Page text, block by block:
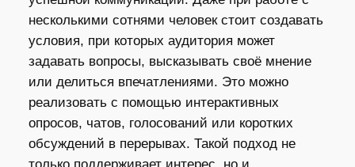
несколькими сотнями человек стоит создавать
условия, при которых аудитория может
задавать вопросы, высказывать своё мнение
или делиться впечатлениями. Это можно
реализовать с помощью интерактивных
опросов, чатов, голосований или коротких
обсуждений в перерывах. Такой подход не